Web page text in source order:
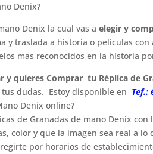
Denix?
Denix la cual vas aelegir y
y traslada a historia o películas con
mas reconocidos en la historia
y quieres Comprar tu Réplica de
dudas. Estoy disponible en Tef.:
Denix online?
de Granadas de mano Denix
color y que la imagen sea real a lo
por horarios de